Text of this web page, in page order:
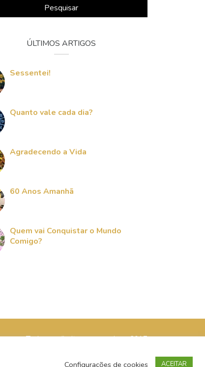
Pesquisar
ÚLTIMOS ARTIGOS
Sessentei!
Quanto vale cada dia?
Agradecendo a Vida
60 Anos Amanhã
Quem vai Conquistar o Mundo
Comigo?
Todos os direitos reservados - 2017
Configurações de cookies ACEITAR